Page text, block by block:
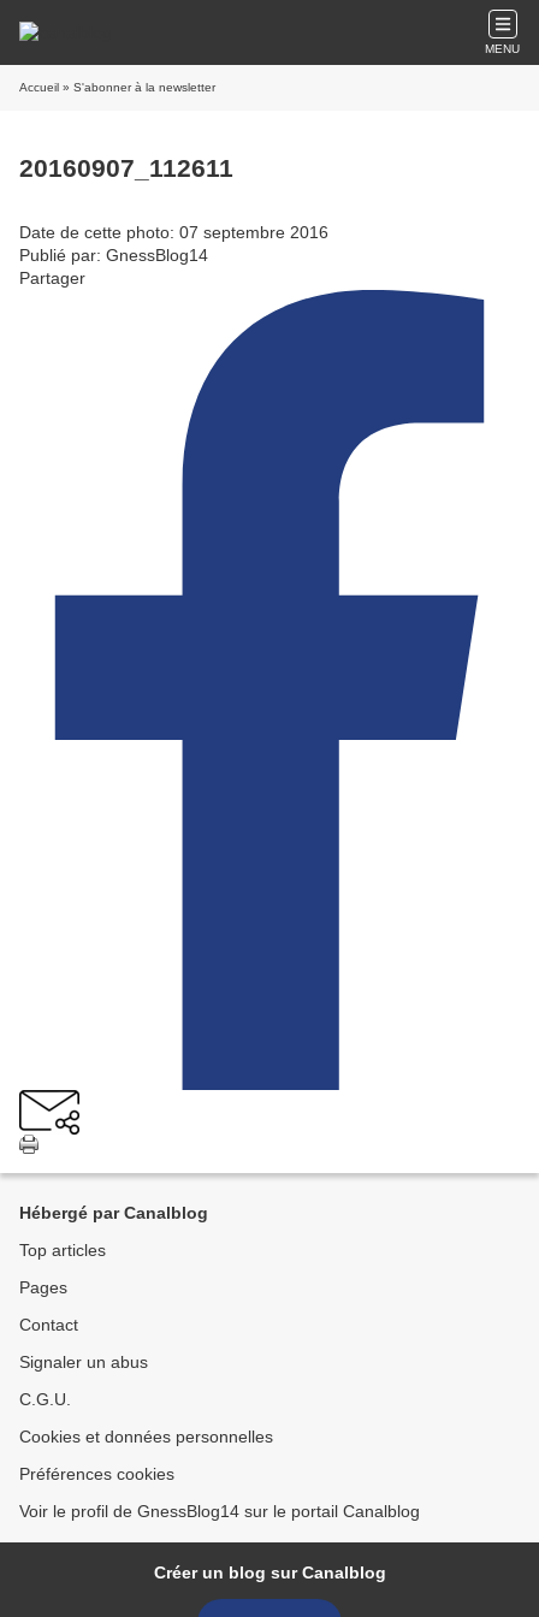
MENU
Accueil » S'abonner à la newsletter
20160907_112611
Date de cette photo: 07 septembre 2016
Publié par: GnessBlog14
Partager
Hébergé par Canalblog
Top articles
Pages
Contact
Signaler un abus
C.G.U.
Cookies et données personnelles
Préférences cookies
Voir le profil de GnessBlog14 sur le portail Canalblog
Créer un blog sur Canalblog